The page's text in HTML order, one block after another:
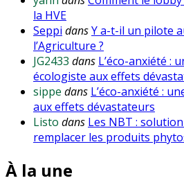
la HVE
Seppi dansY a-t-il un pilote
l’Agriculture ?
JG2433 dans L’éco-anxiété :
écologiste aux effets
sippe dans L’éco-anxiété :
aux effets dévastateurs
Listo dans Les NBT :
remplacer les produits
À la une